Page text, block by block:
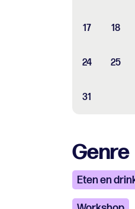
17 18
24 25
31
Genre
Eten en